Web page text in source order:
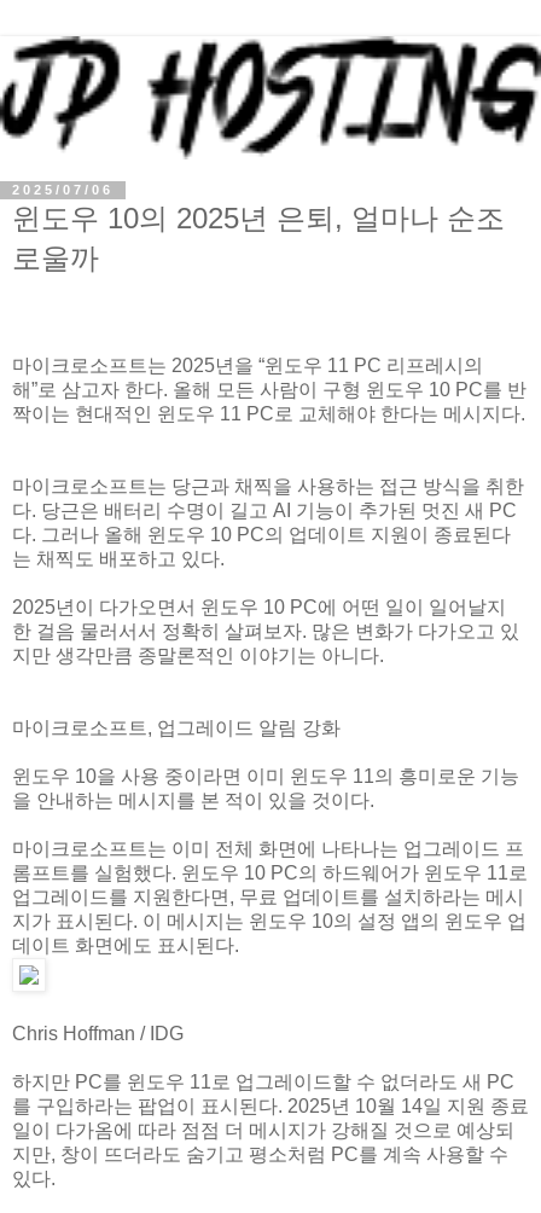
2025/07/06
윈도우 10의 2025년 은퇴, 얼마나 순조
로울까
마이크로소프트는 2025년을 “윈도우 11 PC 리프레시의
해”로 삼고자 한다. 올해 모든 사람이 구형 윈도우 10 PC를 반
짝이는 현대적인 윈도우 11 PC로 교체해야 한다는 메시지다.
마이크로소프트는 당근과 채찍을 사용하는 접근 방식을 취한
다. 당근은 배터리 수명이 길고 AI 기능이 추가된 멋진 새 PC
다. 그러나 올해 윈도우 10 PC의 업데이트 지원이 종료된다
는 채찍도 배포하고 있다.
2025년이 다가오면서 윈도우 10 PC에 어떤 일이 일어날지
한 걸음 물러서서 정확히 살펴보자. 많은 변화가 다가오고 있
지만 생각만큼 종말론적인 이야기는 아니다.
마이크로소프트, 업그레이드 알림 강화
윈도우 10을 사용 중이라면 이미 윈도우 11의 흥미로운 기능
을 안내하는 메시지를 본 적이 있을 것이다.
마이크로소프트는 이미 전체 화면에 나타나는 업그레이드 프
롬프트를 실험했다. 윈도우 10 PC의 하드웨어가 윈도우 11로
업그레이드를 지원한다면, 무료 업데이트를 설치하라는 메시
지가 표시된다. 이 메시지는 윈도우 10의 설정 앱의 윈도우 업
데이트 화면에도 표시된다.
Chris Hoffman / IDG
하지만 PC를 윈도우 11로 업그레이드할 수 없더라도 새 PC
를 구입하라는 팝업이 표시된다. 2025년 10월 14일 지원 종료
일이 다가옴에 따라 점점 더 메시지가 강해질 것으로 예상되
지만, 창이 뜨더라도 숨기고 평소처럼 PC를 계속 사용할 수
있다.